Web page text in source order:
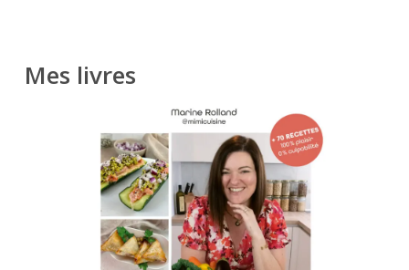
Mes livres